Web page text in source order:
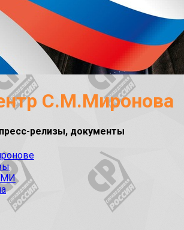
С.М.Миронова
релизы, документы